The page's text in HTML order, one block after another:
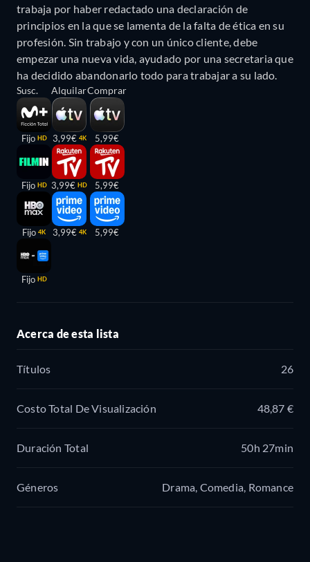
trabaja por haber redactado una declaración de
principios en la que se lamenta de la falta de ética en su
profesión. Sin trabajo y con un único cliente, debe
empezar una nueva vida, ayudado por una secretaria que
ha decidido abandonarlo todo para trabajar a su lado.
Susc.
Fijo HD
Fijo HD
Fijo 4K
Fijo HD
Alquilar
3,99€ 4K
3,99€ HD
3,99€ 4K
Comprar
5,99€
5,99€
5,99€
Acerca de esta lista
Títulos 26
Costo Total De Visualización 48,87 €
Duración Total 50h 27min
Géneros Drama, Comedia, Romance